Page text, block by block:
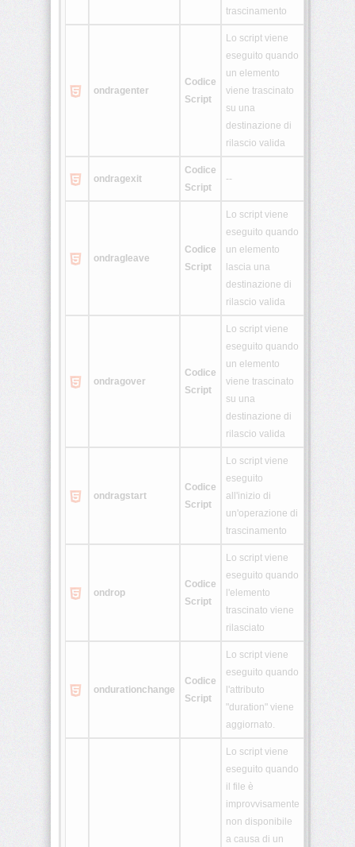
trascinamento
ondragenter
Codice
Script
Lo script viene
eseguito quando
un elemento
viene trascinato
su una
destinazione di
rilascio valida
ondragexit
Codice
Script
--
ondragleave
Codice
Script
Lo script viene
eseguito quando
un elemento
lascia una
destinazione di
rilascio valida
ondragover
Codice
Script
Lo script viene
eseguito quando
un elemento
viene trascinato
su una
destinazione di
rilascio valida
ondragstart
Codice
Script
Lo script viene
eseguito
all'inizio di
un'operazione di
trascinamento
ondrop
Codice
Script
Lo script viene
eseguito quando
l'elemento
trascinato viene
rilasciato
ondurationchange
Codice
Script
Lo script viene
eseguito quando
l'attributo
"duration" viene
aggiornato.
Lo script viene
eseguito quando
il file è
improvvisamente
non disponibile
a causa di un